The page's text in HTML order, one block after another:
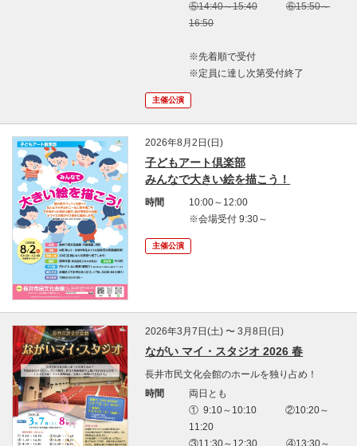
⑤14:40～15:40
⑥15:50～
16:50
※先着順で受付
※定員に達し次第受付終了
主催公演
2026年8月2日(日)
子どもアート倶楽部
みんなで大きい絵を描こう！
時間
10:00～12:00
※会場受付 9:30～
主催公演
2026年3月7日(土) 〜 3月8日(日)
ながい マイ・スタジオ 2026 春
長井市民文化会館のホールを独り占め！
時間
両日とも
① 9:10～10:10 ②10:20～
11:20
③11:30～12:30 ④13:30～